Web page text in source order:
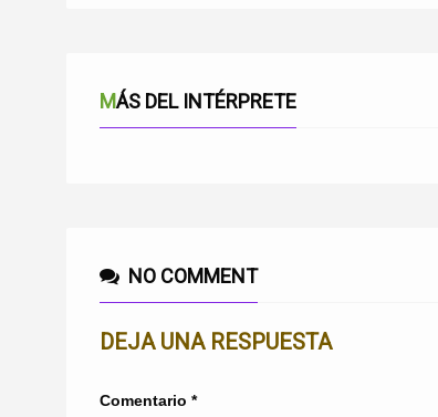
MÁS DEL INTÉRPRETE
NO COMMENT
DEJA UNA RESPUESTA
Comentario *